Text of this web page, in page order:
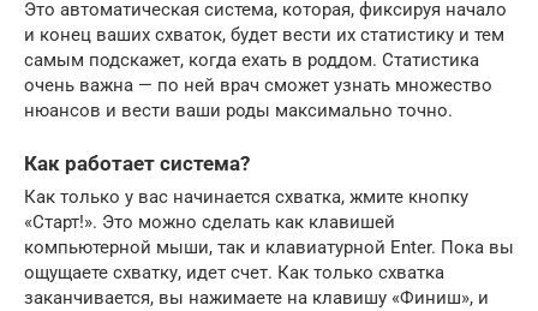
Это автоматическая система, которая, фиксируя начало
и конец ваших схваток, будет вести их статистику и тем
самым подскажет, когда ехать в роддом. Статистика
очень важна — по ней врач сможет узнать множество
нюансов и вести ваши роды максимально точно.
Как работает система?
Как только у вас начинается схватка, жмите кнопку
«Старт!». Это можно сделать как клавишей
компьютерной мыши, так и клавиатурной Enter. Пока вы
ощущаете схватку, идет счет. Как только схватка
заканчивается, вы нажимаете на клавишу «Финиш», и